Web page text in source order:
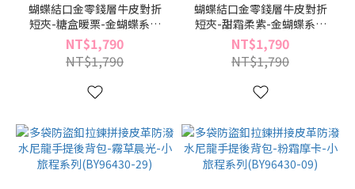
蝴蝶結口金零錢層牛皮對折
短夾-糖盒暖栗-金蝴蝶系列
(BD96532-34)
NT$1,790
NT$1,790
蝴蝶結口金零錢層牛皮對折
短夾-甜霜柔紫-金蝴蝶系列
(BD96532-21)
NT$1,790
NT$1,790